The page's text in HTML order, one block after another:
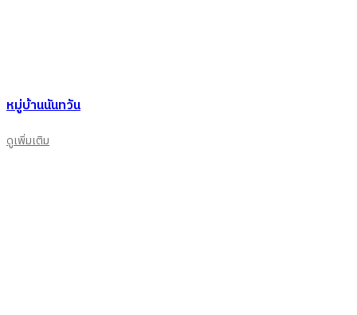
หมู่บ้านนันทวัน
ดูเพิ่มเติม